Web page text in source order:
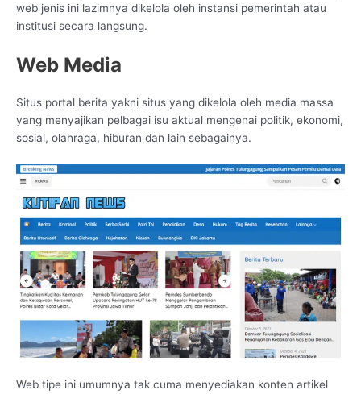
web jenis ini lazimnya dikelola oleh instansi pemerintah atau
institusi secara langsung.
Web Media
Situs portal berita yakni situs yang dikelola oleh media massa
yang menyajikan pelbagai isu aktual mengenai politik, ekonomi,
sosial, olahraga, hiburan dan lain sebagainya.
Web tipe ini umumnya tak cuma menyediakan konten artikel